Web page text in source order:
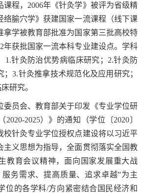
课程，2006年《针灸学》被评为省级精
络腧穴学》获建国家一流课程（线下课
拿学被教育部批准为国家第三批高校特
年获批国家一流本科专业建设点。学科
1.针灸防治优势病临床研究；2.针灸防
；3.针灸推拿技术规范化及应用研究；
研究。
委员会、教育部关于印发《专业学位研
2025）》的通知（学位〔2020〕
校针灸专业学位授权点建设将以习近平
主义思想为指导，全面贯彻落实全国教
教育会议精神，面向国家发展重大战
服务需求、提高质量、追求卓越”为主
位的各学科/方向紧密结合国民经济和